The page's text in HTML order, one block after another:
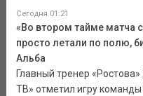
Сегодня 01:21
«Во втором тайме матча
просто летали по полю,
Альба
Главный тренер
ТВ» отметил игру команды